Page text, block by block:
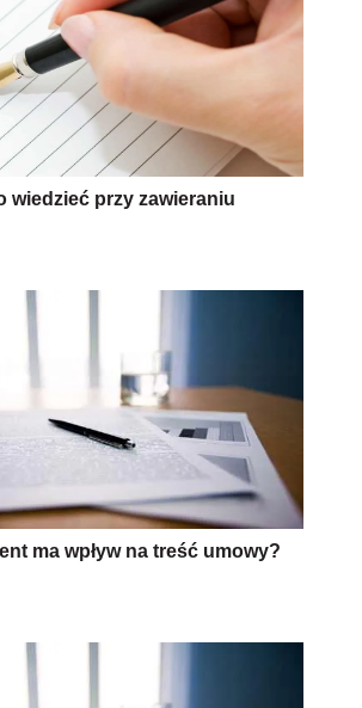
wiedzieć przy zawieraniu
ma wpływ na treść umowy?